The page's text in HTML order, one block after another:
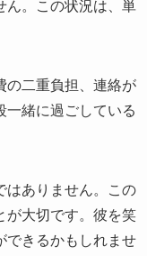
ん。この状況は、単
の二重負担、連絡が
一緒に過ごしている
はありません。この
が大切です。彼を笑
できるかもしれませ